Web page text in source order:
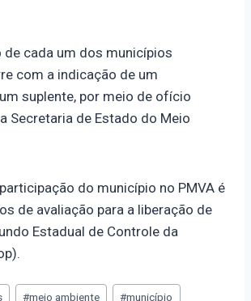
de cada um dos municípios
com a indicação de um
suplente, por meio de ofício
Secretaria de Estado do Meio
do município no PMVA é
de avaliação para a liberação de
Estadual de Controle da
#meio ambiente #município